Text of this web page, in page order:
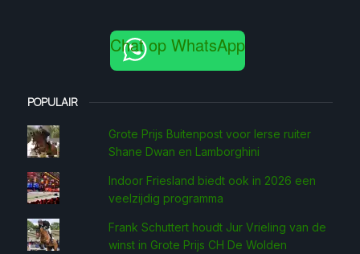
Chat op WhatsApp
POPULAIR
Grote Prijs Buitenpost voor Ierse ruiter
Shane Dwan en Lamborghini
Indoor Friesland biedt ook in 2026 een
veelzijdig programma
Frank Schuttert houdt Jur Vrieling van de
winst in Grote Prijs CH De Wolden